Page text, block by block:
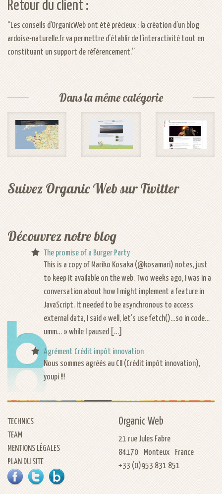
Retour du client :
“Les conseils d’OrganicWeb ont été précieux : la création d’un blog
ardoise-naturelle.frva permettre d’établir de l’interactivité tout en
constituant un support de référencement.”
Dans la même catégorie
Patrimoine
jQuery
Ruby
Rails
Géolocalisation
Morbihan
Wordpress
la Maison
l’Accordéon
HTML
CSS
Wordpress
Suivez Organic Web sur Twitter
Découvrez notre blog
The promise of a Burger Party
This is a copy of Mariko Kosaka (@kosamari) notes, just
to keep it available on the web. Two weeks ago, I was in a
conversation about how I might implement a feature in
JavaScript. It needed to be asynchronous to access
external data, I said « well, let’s use fetch()…so in code…
umm… » while I paused […]
Agrément Crédit impôt innovation
Nous sommes agréés au CII (Crédit impôt innovation),
youpi !!!
TECHNICS
TEAM
MENTIONS LÉGALES
PLAN DU SITE
FACEBOOKTWITTERNOTRE BLOG
Organic Web
21 rue Jules Fabre
84170
Monteux
France
+33 (0)953 831 851